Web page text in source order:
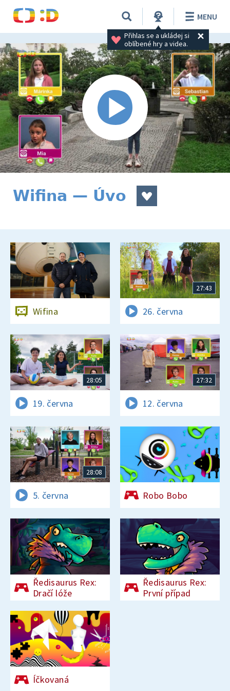
Přihlas se a ukládej si
oblíbené hry a videa.
MENU
Wifina — Úvo
Wifina
27:43
26. června
28:05
19. června
27:32
12. června
28:08
5. června Robo Bobo
Ředisaurus Rex:
Dračí lóže
Ředisaurus Rex:
První případ
Íčkovaná